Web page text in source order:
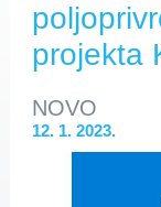
projekta
NOVO
12. 1. 2023.